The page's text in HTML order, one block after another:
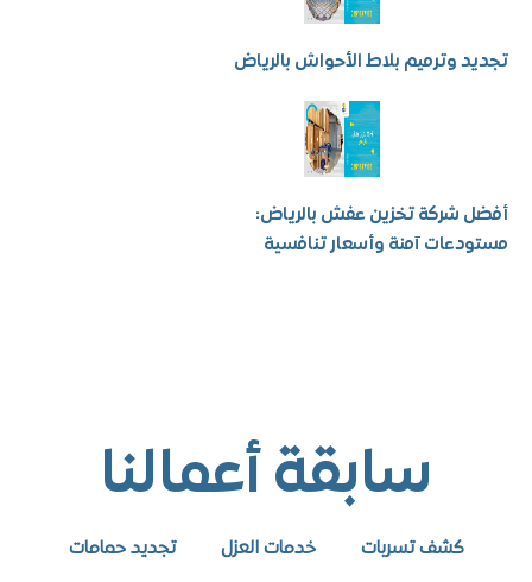
وترميم بلاط الأحواش بالرياض
شركة تخزين عفش بالرياض:
آمنة وأسعار تنافسية
سابقة أعمالنا
كشف تسربات خدمات العزل تجديد حمامات